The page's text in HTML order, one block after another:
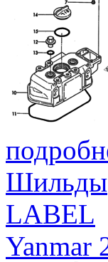
Шильды
LABEL
Yanmar